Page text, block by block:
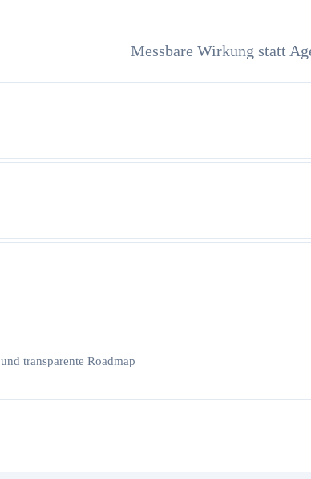
Messbare Wirkung statt
transparente Roadmap